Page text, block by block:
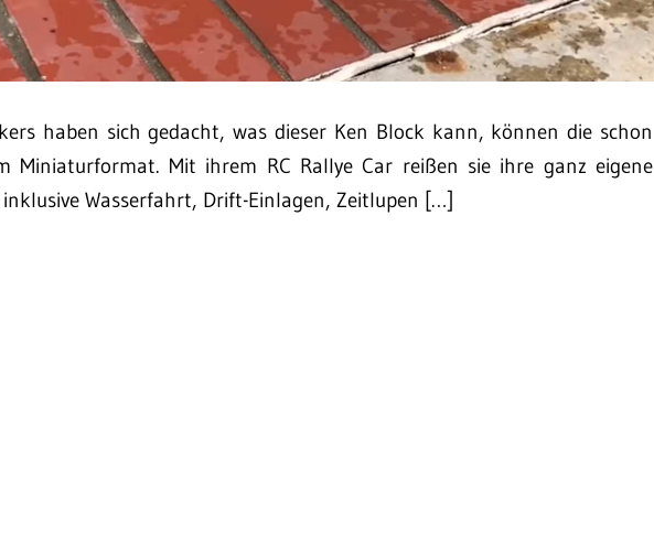
haben sich gedacht, was dieser Ken Block kann, können die schon
Miniaturformat. Mit ihrem RC Rallye Car reißen sie ihre ganz eigene
Wasserfahrt, Drift-Einlagen, Zeitlupen […]